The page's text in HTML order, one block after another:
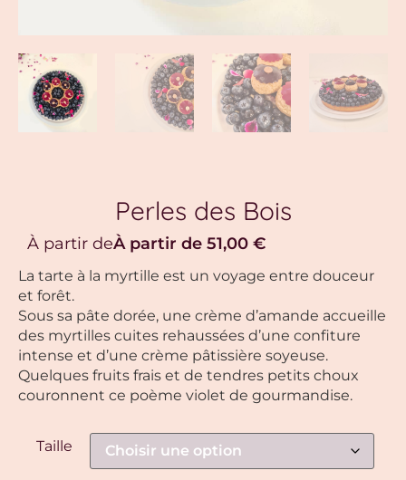
Perles des Bois
À partir deÀ partir de 51,00 €
La tarte à la myrtille est un voyage entre douceur
et forêt.
Sous sa pâte dorée, une crème d’amande accueille
des myrtilles cuites rehaussées d’une confiture
intense et d’une crème pâtissière soyeuse.
Quelques fruits frais et de tendres petits choux
couronnent ce poème violet de gourmandise.
Taille